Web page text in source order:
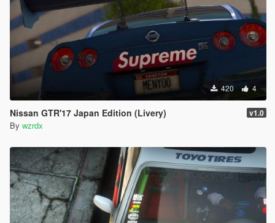
420 4
Nissan GTR'17 Japan Edition (Livery) v1.0
By wzrdx